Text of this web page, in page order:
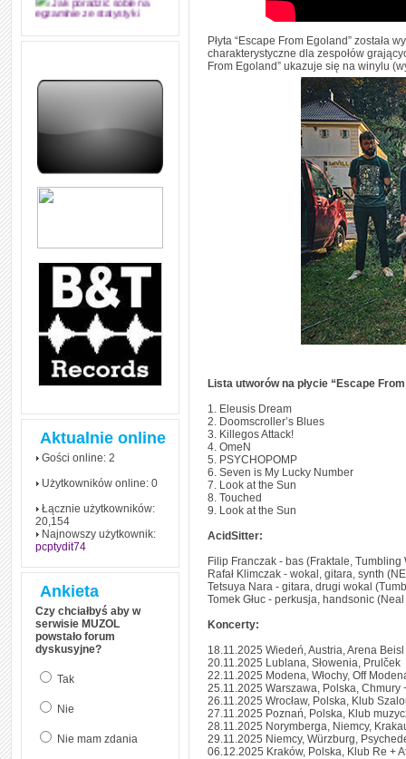
Jak poradzić sobie na
egzaminie ze statystyki
Jak napisać
edytorsko piękną pracę
dyplomową i ją z sukcesem
Jak nie powtarzać w
kółko tych samych błędów w
W jaki sposób 1000
formuł konwersacyjnych
pozwoli Ci opanować język
Angielskie przyimki
praktycznych przykładach,
dzięki którym łatwiej je
zapamiętasz
W końcu ktoś po ludzku i
zrozumiale wytłumaczył, na
czym polega mowa zależna
(reported speech) w języku
angielskim
Jak zacząć czytać
Aktualnie online
Gości online: 2
Użytkowników online: 0
Łącznie użytkowników:
20,154
Najnowszy użytkownik:
pcptydit74
Ankieta
Czy chciałbyś aby w
serwisie MUZOL
powstało forum
dyskusyjne?
Tak
Nie
Nie mam zdania
Płyta “Escape From Egoland” została
charakterystyczne dla zespołów
From Egoland” ukazuje się na winylu
Lista utworów na płycie “Escape
1. Eleusis Dream
2. Doomscroller’s Blues
3. Killegos Attack!
4. OmeN
5. PSYCHOPOMP
6. Seven is My Lucky Number
7. Look at the Sun
8. Touched
9. Look at the Sun
AcidSitter:
Filip Franczak - bas (Fraktale, Tumbling
Rafał Klimczak - wokal, gitara, synth
Tetsuya Nara - gitara, drugi wokal
Tomek Głuc - perkusja, handsonic
Koncerty:
18.11.2025 Wiedeń, Austria, Arena
20.11.2025 Lublana, Słowenia, Prulček
22.11.2025 Modena, Włochy, Off
25.11.2025 Warszawa, Polska, Chmury
26.11.2025 Wrocław, Polska, Klub
27.11.2025 Poznań, Polska, Klub
28.11.2025 Norymberga, Niemcy,
29.11.2025 Niemcy, Würzburg,
06.12.2025 Kraków, Polska, Klub Re +